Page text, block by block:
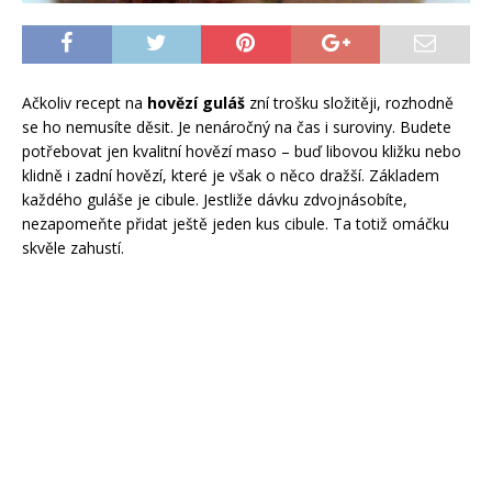
Ačkoliv recept na hovězí guláš zní trošku složitěji, rozhodně
se ho nemusíte děsit. Je nenáročný na čas i suroviny. Budete
potřebovat jen kvalitní hovězí maso – buď libovou kližku nebo
klidně i zadní hovězí, které je však o něco dražší. Základem
každého guláše je cibule. Jestliže dávku zdvojnásobíte,
nezapomeňte přidat ještě jeden kus cibule. Ta totiž omáčku
skvěle zahustí.